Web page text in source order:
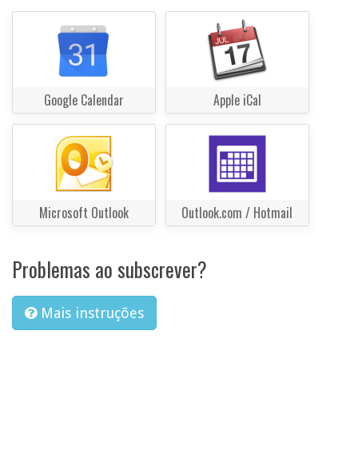
Google Calendar Apple iCal
Microsoft Outlook Outlook.com / Hotmail
Problemas ao subscrever?
Mais instruções